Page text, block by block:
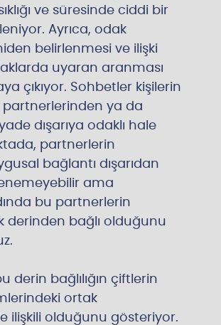
ve süresinde ciddi bir
Ayrıca, odak
belirlenmesi ve ilişki
uyaran aranması
çıkıyor. Sohbetler kişilerin
partnerlerinden ya da
dışarıya odaklı hale
partnerlerin
bağlantı dışarıdan
ama
bu partnerlerin
derinden bağlı olduğunu
derin bağlılığın çiftlerin
ortak
ilişkili olduğunu gösteriyor.